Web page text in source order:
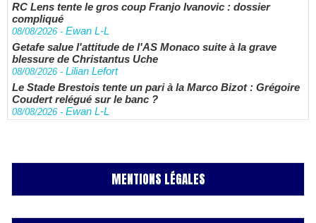
RC Lens tente le gros coup Franjo Ivanovic : dossier
compliqué
08/08/2026 - Ewan L-L
Getafe salue l'attitude de l'AS Monaco suite à la grave
blessure de Christantus Uche
08/08/2026 - Lilian Lefort
Le Stade Brestois tente un pari à la Marco Bizot : Grégoire
Coudert relégué sur le banc ?
08/08/2026 - Ewan L-L
MENTIONS LÉGALES